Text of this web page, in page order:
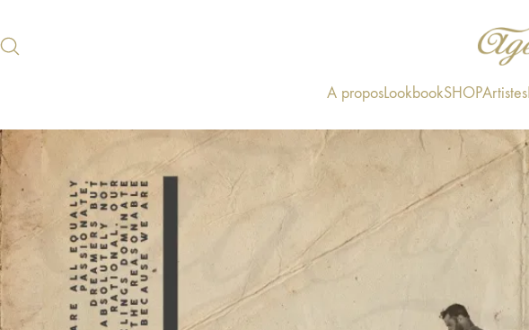
A proposLookbookSHOPArtistes